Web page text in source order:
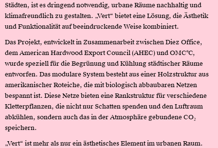
Städten, ist es dringend notwendig, urbane Räume nachhaltig und
klimafreundlich zu gestalten. „Vert“ bietet eine Lösung, die Ästhetik
und Funktionalität auf beeindruckende Weise kombiniert.
Das Projekt, entwickelt in Zusammenarbeit zwischen Diez Office,
dem American Hardwood Export Council (AHEC) und OMC°C,
wurde speziell für die Begrünung und Kühlung städtischer Räume
entworfen. Das modulare System besteht aus einer Holzstruktur aus
amerikanischer Roteiche, die mit biologisch abbaubaren Netzen
bespannt ist. Diese Netze bieten eine Rankstruktur für verschiedene
Kletterpflanzen, die nicht nur Schatten spenden und den Luftraum
abkühlen, sondern auch das in der Atmosphäre gebundene CO₂
speichern.
„Vert“ ist mehr als nur ein ästhetisches Element im urbanen Raum.